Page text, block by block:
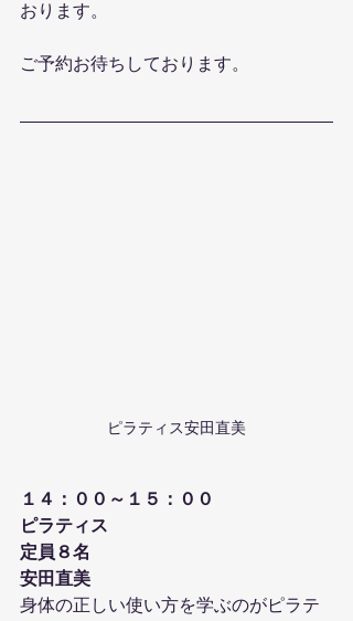
おります。
ご予約お待ちしております。
ピラティス安田直美
１４：００～１５：００
ピラティス
定員８名
安田直美
身体の正しい使い方を学ぶのがピラテ